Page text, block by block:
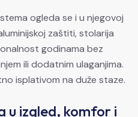
ogleda se i u njegovoj
zaštiti, stolarija
godinama bez
ili dodatnim ulaganjima.
isplativom na duže staze.
u izgled, komfor i